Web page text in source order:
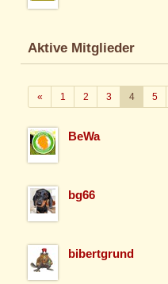
Aktive Mitglieder
«Zurück
1 2 3 4 5
BeWa
bg66
bibertgrund